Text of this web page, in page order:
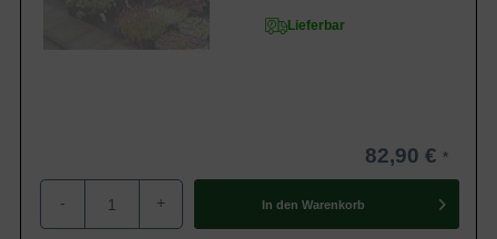
Lieferbar
82,90 €
- + In den Warenkorb